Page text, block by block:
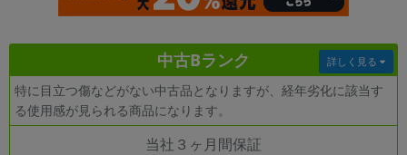
中古Bランク
特に目立つ傷などがない中古品となりますが、経年劣化に該当す
る使用感が見られる商品になります。
詳しく見る
当社３ヶ月間保証